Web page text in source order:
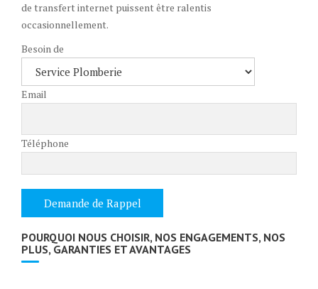
de transfert internet puissent être ralentis
occasionnellement.
Besoin de
Email
Téléphone
POURQUOI NOUS CHOISIR, NOS ENGAGEMENTS, NOS
PLUS, GARANTIES ET AVANTAGES